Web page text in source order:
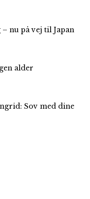
nu på vej til Japan
alder
Sov med dine